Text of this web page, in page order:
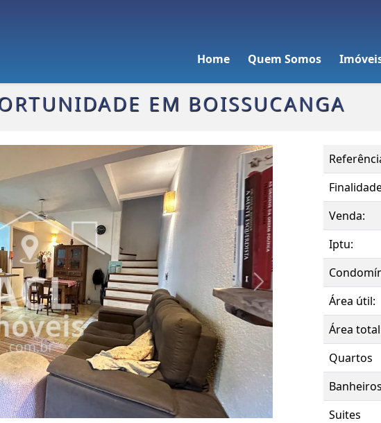
Home Quem Somos
EM BOISSUCANGA
Venda:
Iptu:
Área útil:
Área
Quartos
Banheiros
Suites